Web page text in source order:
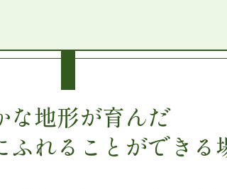
な地形が育んだ
ふれることができる